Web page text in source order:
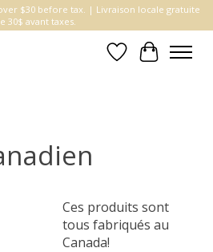
$30 before tax. | Livraison locale gratuite
30$ avant taxes.
Liste dePanier
Ces produits sont
tous fabriqués au
Canada!